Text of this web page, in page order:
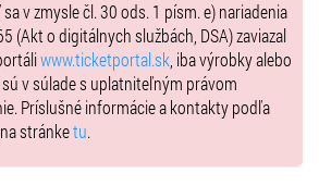
sa vstupné nevracia.
vstupenky je bez nároku na zľavu.
v zmysle čl. 30 ods. 1 písm. e) nariadenia
(Akt o digitálnych službách, DSA) zaviazal
www.ticketportal.sk , iba výrobky alebo
v súlade s uplatniteľným právom
Príslušné informácie a kontakty podľa
stránketu.